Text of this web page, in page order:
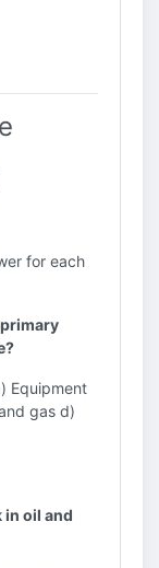
for each
Equipment
gas d)
in oil and